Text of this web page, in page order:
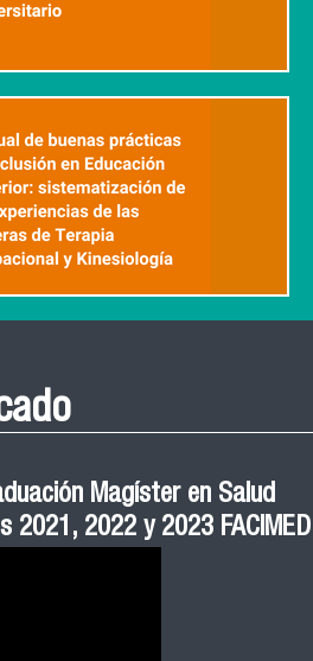
Prácticas y Educación no
Violencia en Salud
III Jornada de Neurociencia
Artificial 2025
abiertas CESIC
Magíster en Salud
2021, 2022 y 2023 FACIMED
de tecnología en el deporte
con la inversión económica”